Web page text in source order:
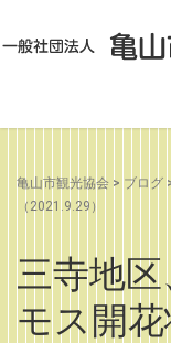
亀山市観光協会 > ブログ
（2021.9.29）
三寺地
モス開花